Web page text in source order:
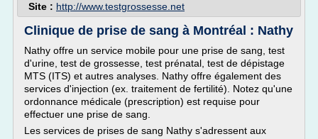
Site : http://www.testgrossesse.net
Clinique de prise de sang à Montréal : Nathy
Nathy offre un service mobile pour une prise de sang, test
d'urine, test de grossesse, test prénatal, test de dépistage
MTS (ITS) et autres analyses. Nathy offre également des
services d'injection (ex. traitement de fertilité). Notez qu'une
ordonnance médicale (prescription) est requise pour
effectuer une prise de sang.
Les services de prises de sang Nathy s'adressent aux